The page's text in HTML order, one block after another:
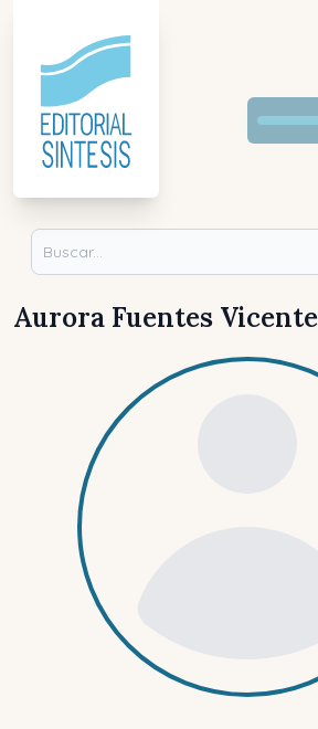
Aurora Fuentes Vicente